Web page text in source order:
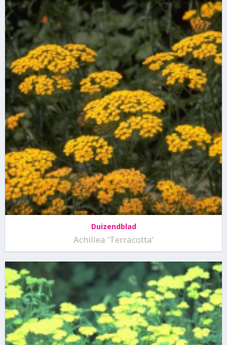
Duizendblad
Achillea 'Terracotta'